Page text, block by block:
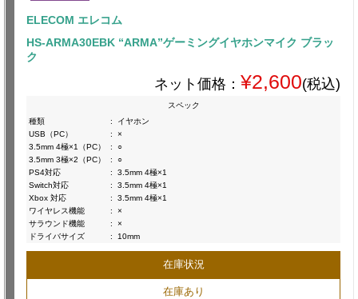
ELECOM エレコム
HS-ARMA30EBK “ARMA”ゲーミングイヤホンマイク ブラッ
ク
ネット価格： ¥2,600(税込)
スペック
種類
:
イヤホン
USB（PC）
:
×
3.5mm 4極×1（PC）
:
○
3.5mm 3極×2（PC）
:
○
PS4対応
:
3.5mm 4極×1
Switch対応
:
3.5mm 4極×1
Xbox 対応
:
3.5mm 4極×1
ワイヤレス機能
:
×
サラウンド機能
:
×
ドライバサイズ
: 10mm
在庫状況
在庫あり